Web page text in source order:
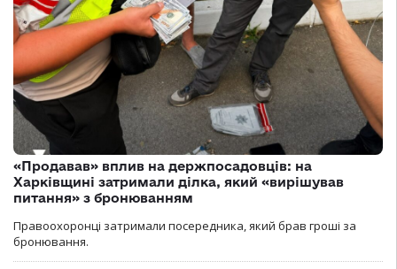
«Продавав» вплив на держпосадовців: на
Харківщині затримали ділка, який «вирішував
питання» з бронюванням
Правоохоронці затримали посередника, який брав гроші за
бронювання.